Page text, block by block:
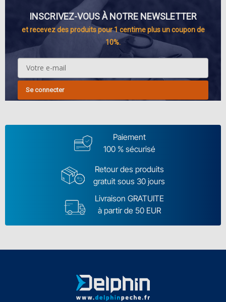
INSCRIVEZ-VOUS À NOTRE NEWSLETTER
et recevez des produits pour 1 centime plus un coupon de
10%.
Se connecter
Paiement
100 % sécurisé
Retour des produits
gratuit sous 30 jours
Livraison GRATUITE
à partir de 50 EUR